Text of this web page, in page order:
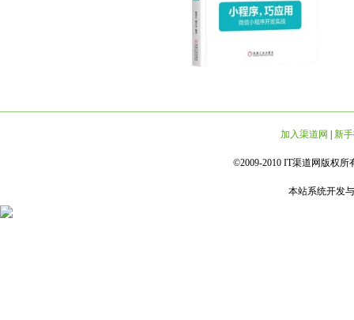
加入渠道网 新
©2009-2010 IT渠道网版权所
本站系统开发